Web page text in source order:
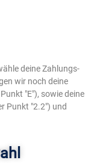
deine Zahlungs-
wir noch deine
"E"), sowie deine
Punkt "2.2") und